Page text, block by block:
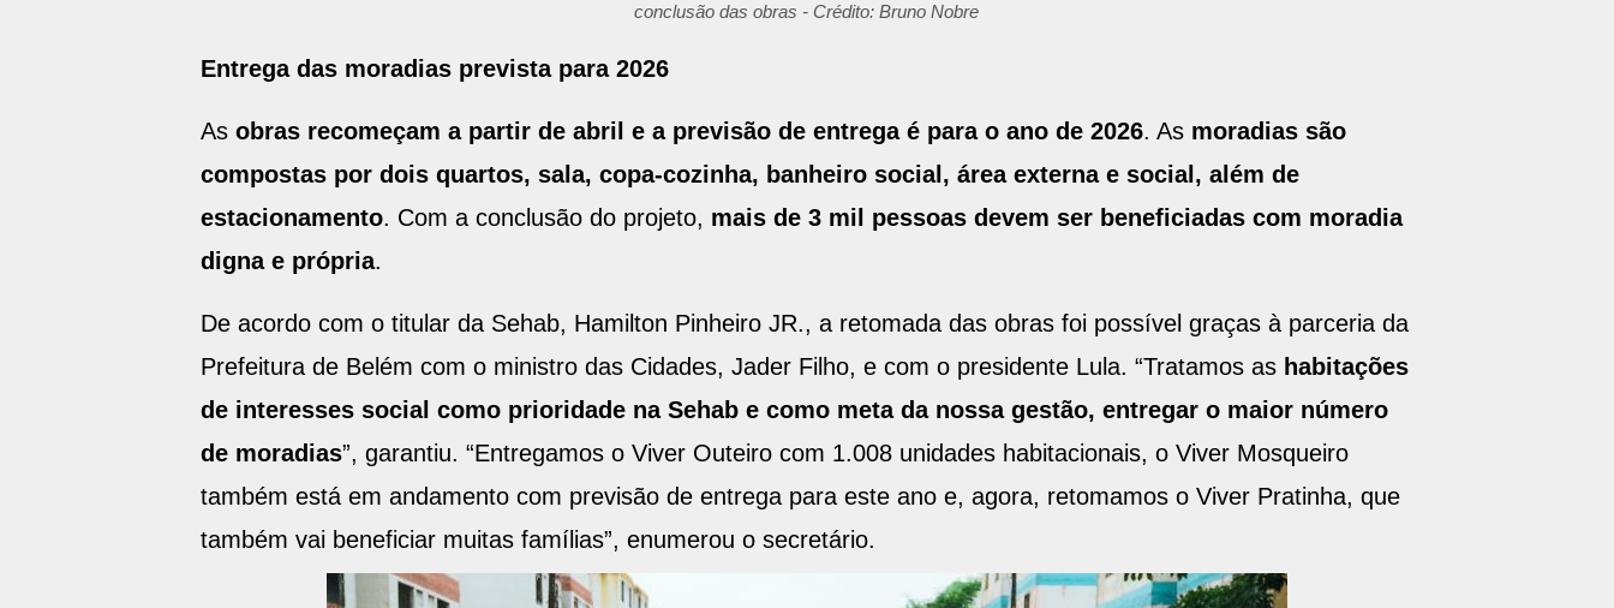
conclusão das obras - Crédito: Bruno Nobre
Entrega das moradias prevista para 2026
As obras recomeçam a partir de abril e a previsão de entrega é para o ano de 2026. As moradias são
compostas por dois quartos, sala, copa-cozinha, banheiro social, área externa e social, além de
estacionamento. Com a conclusão do projeto, mais de 3 mil pessoas devem ser beneficiadas com moradia
digna e própria.
De acordo com o titular da Sehab, Hamilton Pinheiro JR., a retomada das obras foi possível graças à parceria da
Prefeitura de Belém com o ministro das Cidades, Jader Filho, e com o presidente Lula. “Tratamos as habitações
de interesses social como prioridade na Sehab e como meta da nossa gestão, entregar o maior número
de moradias”, garantiu. “Entregamos o Viver Outeiro com 1.008 unidades habitacionais, o Viver Mosqueiro
também está em andamento com previsão de entrega para este ano e, agora, retomamos o Viver Pratinha, que
também vai beneficiar muitas famílias”, enumerou o secretário.